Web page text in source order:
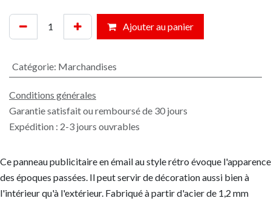
Ajouter au panier
Catégorie: Marchandises
Conditions générales
Garantie satisfait ou remboursé de 30 jours
Expédition : 2-3 jours ouvrables
Ce panneau publicitaire en émail au style rétro évoque l'apparence
des époques passées. Il peut servir de décoration aussi bien à
l'intérieur qu'à l'extérieur. Fabriqué à partir d'acier de 1,2 mm